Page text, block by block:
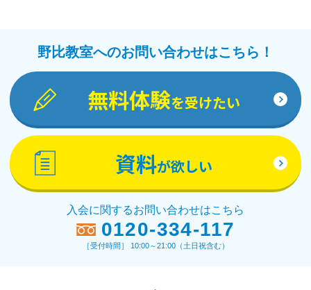
野比教室へのお問い合わせはこちら！
無料体験を受けたい
資料が欲しい
入会に関するお問い合わせはこちら
0120-334-117
［受付時間］ 10:00～21:00（土日祝含む）